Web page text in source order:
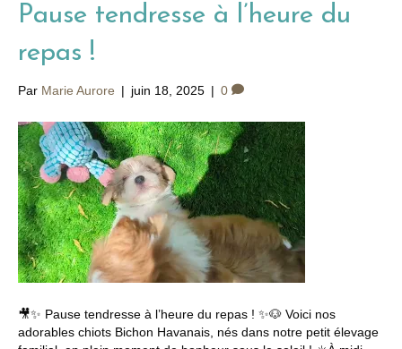
Pause tendresse à l’heure du
repas !
Par Marie Aurore | juin 18, 2025 | 0
🎥✨ Pause tendresse à l’heure du repas ! ✨🐶 Voici nos
adorables chiots Bichon Havanais, nés dans notre petit élevage